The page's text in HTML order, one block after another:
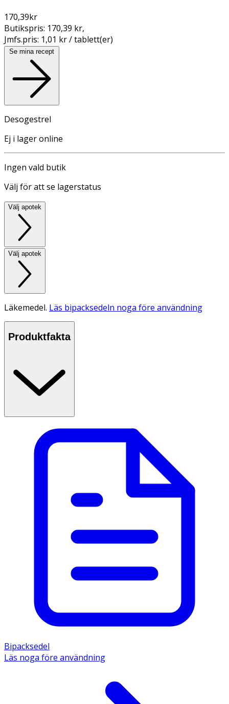
170,39kr
Butikspris: 170,39 kr,
Jmfs.pris: 1,01 kr / tablett(er)
Se mina recept
Desogestrel
Ej i lager online
Ingen vald butik
Välj för att se lagerstatus
Välj apotek
Välj apotek
Läkemedel. Läs bipacksedeln noga före användning
Produktfakta
Bipacksedel
Läs noga före användning